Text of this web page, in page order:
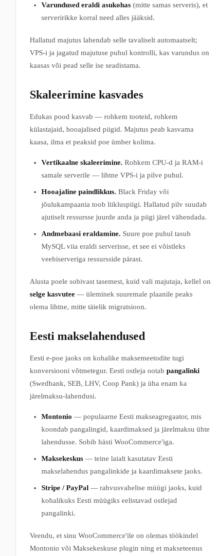
Varundused eraldi asukohas (mitte samas serveris), et
serveririkke korral need alles jääksid.
Hallatud majutus lahendab selle tavaliselt automaatselt;
VPS-i ja jagatud majutuse puhul kontrolli, kas varundus on
kaasas või pead selle ise seadistama.
Skaleerimine kasvades
Edukas pood kasvab — rohkem tooteid, rohkem
külastajaid, hooajalised piigid. Majutus peab kasvama
kaasa, ilma et peaksid poe ümber kolima.
Vertikaalne skaleerimine. Rohkem CPU-d ja RAM-i
samale serverile — lihtne VPS-i ja pilve puhul.
Hooajaline paindlikkus. Black Friday või
jõulukampaania toob liikluspiigi. Hallatud pilv suudab
ajutiselt ressursse juurde anda ja piigi järel vähendada.
Andmebaasi eraldamine. Suure poe puhul tasub
MySQL viia eraldi serverisse, et see ei võistleks
veebiserveriga ressursside pärast.
Alusta poele sobivast tasemest, kuid vali majutaja, kellel on
selge kasvutee — üleminek suuremale plaanile peaks
olema lihtne, mitte täielik migratsioon.
Eesti makselahendused
Eesti e-poe jaoks on kohalike maksemeetodite tugi
konversiooni võtmetegur. Eesti ostleja ootab pangalinki
(Swedbank, SEB, LHV, Coop Pank) ja üha enam ka
järelmaksu-lahendusi.
Montonio — populaarne Eesti makseagregaator, mis
koondab pangalingid, kaardimaksed ja järelmaksu ühte
lahendusse. Sobib hästi WooCommerce'iga.
Maksekeskus — teine laialt kasutatav Eesti
makselahendus pangalinkide ja kaardimaksete jaoks.
Stripe / PayPal — rahvusvahelise müügi jaoks, kuid
kohalikuks Eesti müügiks eelistavad ostlejad
pangalinki.
Veendu, et sinu WooCommerce'ile on olemas töökindel
Montonio või Maksekeskuse plugin ning et makseteenus